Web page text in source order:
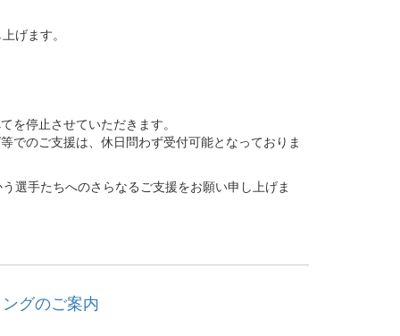
げます。
を停止させていただきます。
でのご支援は、休日問わず受付可能となっておりま
選手たちへのさらなるご支援をお願い申し上げま
グのご案内